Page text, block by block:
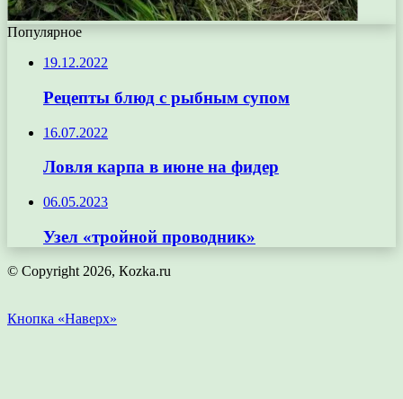
Популярное
19.12.2022
Рецепты блюд с рыбным супом
16.07.2022
Ловля карпа в июне на фидер
06.05.2023
Узел «тройной проводник»
© Copyright 2026, Кozka.ru
Кнопка «Наверх»